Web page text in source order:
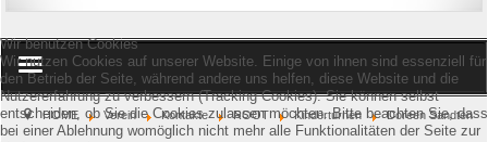
Home
HOME Verein Kontakte ROOT Kinderturnen Doreen Sandten
Wir benutzen Cookies
Wir nutzen Cookies auf unserer Website. Einige von ihnen sind essenziell für
den Betrieb der Seite, während andere uns helfen, diese Website und die
Nutzererfahrung zu verbessern (Tracking Cookies). Sie können selbst
entscheiden, ob Sie die Cookies zulassen möchten. Bitte beachten Sie, dass
bei einer Ablehnung womöglich nicht mehr alle Funktionalitäten der Seite zur